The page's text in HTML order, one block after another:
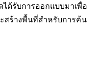
ได้รับการออกแบบมาเพื่อ
สร้างพื้นที่สำหรับการค้น